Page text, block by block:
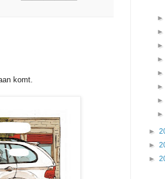
komt.
►
►
►